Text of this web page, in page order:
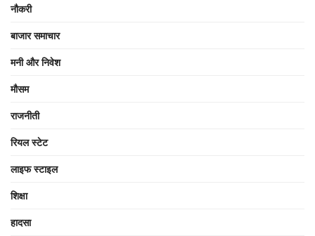
नौकरी
बाजार समाचार
मनी और निवेश
मौसम
राजनीती
रियल स्टेट
लाइफ स्टाइल
शिक्षा
हादसा